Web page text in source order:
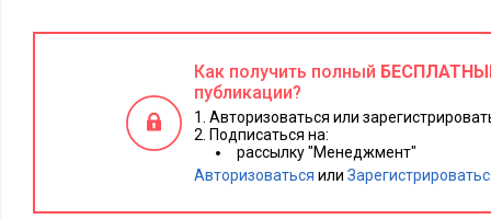
И тут руководитель поделился своей замечательной идеей
превысило среднее значение.
«Но это означает, что вы беседуете примерно с
спросил я. «Да, — ответил он, — это примерно та самая
Как получить полный
публикации?
Авторизоваться или
Подписаться на:
рассылку "Менеджмент"
Авторизоваться или